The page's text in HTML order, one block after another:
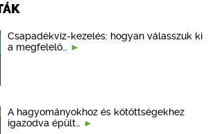
Csapadékvíz-kezelés: hogyan válasszuk ki
a megfelelő…
A hagyományokhoz és kötöttségekhez
igazodva épült…